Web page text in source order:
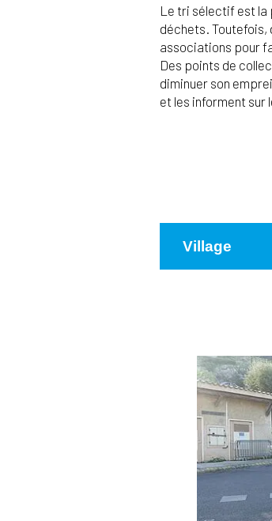
Le tri sélectif est la
déchets. Toutefois,
associations pour
Des points de
diminuer son
et les informent sur
Village